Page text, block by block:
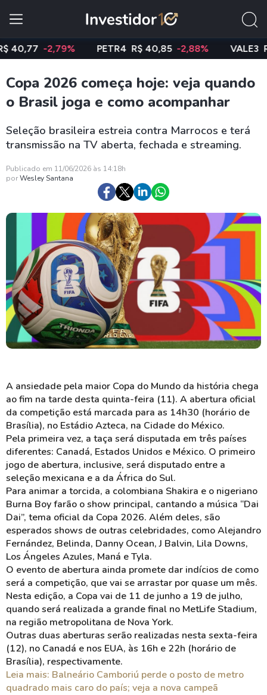
-2,79% PETR4 R$ 40,85 -2,88% VALE3 R$
Copa 2026 começa hoje: veja quando
o Brasil joga e como acompanhar
Seleção brasileira estreia contra Marrocos e terá
transmissão na TV aberta, fechada e streaming.
Publicado em 11/06/2026 às 14:18h
porWesley Santana
A ansiedade pela maior Copa do Mundo da história chega
ao fim na tarde desta quinta-feira (11). A abertura oficial
da competição está marcada para as 14h30 (horário de
Brasília), no Estádio Azteca, na Cidade do México.
Pela primeira vez, a taça será disputada em três países
diferentes: Canadá, Estados Unidos e México. O primeiro
jogo de abertura, inclusive, será disputado entre a
seleção mexicana e a da África do Sul.
Para animar a torcida, a colombiana Shakira e o nigeriano
Burna Boy farão o show principal, cantando a música “Dai
Dai”, tema oficial da Copa 2026. Além deles, são
esperados shows de outras celebridades, como Alejandro
Fernández, Belinda, Danny Ocean, J Balvin, Lila Downs,
Los Ángeles Azules, Maná e Tyla.
O evento de abertura ainda promete dar indícios de como
será a competição, que vai se arrastar por quase um mês.
Nesta edição, a Copa vai de 11 de junho a 19 de julho,
quando será realizada a grande final no MetLife Stadium,
na região metropolitana de Nova York.
Outras duas aberturas serão realizadas nesta sexta-feira
(12), no Canadá e nos EUA, às 16h e 22h (horário de
Brasília), respectivamente.
Leia mais: Balneário Camboriú perde o posto de metro
quadrado mais caro do país; veja a nova campeã